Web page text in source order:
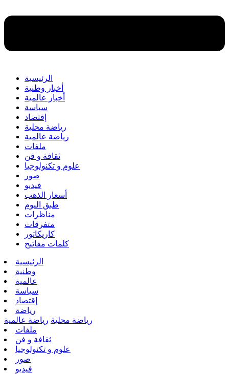
الرئيسية
أخبار وطنية
أخبار عالمية
سياسة
إقتصاد
رياضة محلية
رياضة عالمية
ملفات
ثقافة و فن
علوم و تكنولوجيا
صور
فيديو
أسعار الذهب
طبق اليوم
مناظرات
متفرقات
كاريكاتور
كلمات مفاتيح
الرئيسية
وطنية
عالمية
سياسة
إقتصاد
رياضة
رياضة محلية رياضة عالمية
ملفات
ثقافة و فن
علوم و تكنولوجيا
صور
فيديو